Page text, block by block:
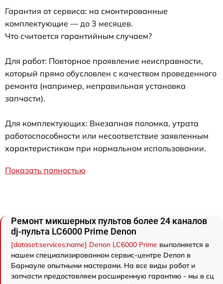
Гарантия от сервиса: на смонтированные
комплектующие — до 3 месяцев.
Что считается гарантийным случаем?
Для работ: Повторное проявление неисправности,
который прямо обусловлен с качеством проведенного
ремонта (например, неправильная установка
запчасти).
Для комплектующих: Внезапная поломка, утрата
работоспособности или несоответствие заявленным
характеристикам при нормальном использовании.
Показать полностью
Ремонт микшерных пультов более 24 каналов
dj-пульта LC6000 Prime Denon
[dataset:services:name] Denon LC6000 Prime выполняется в
нашем специализированном сервис-центре Denon в
Барнауле опытными мастерами. На все виды работ и
запчасти предоставляем расширенную гарантию - мы в сц